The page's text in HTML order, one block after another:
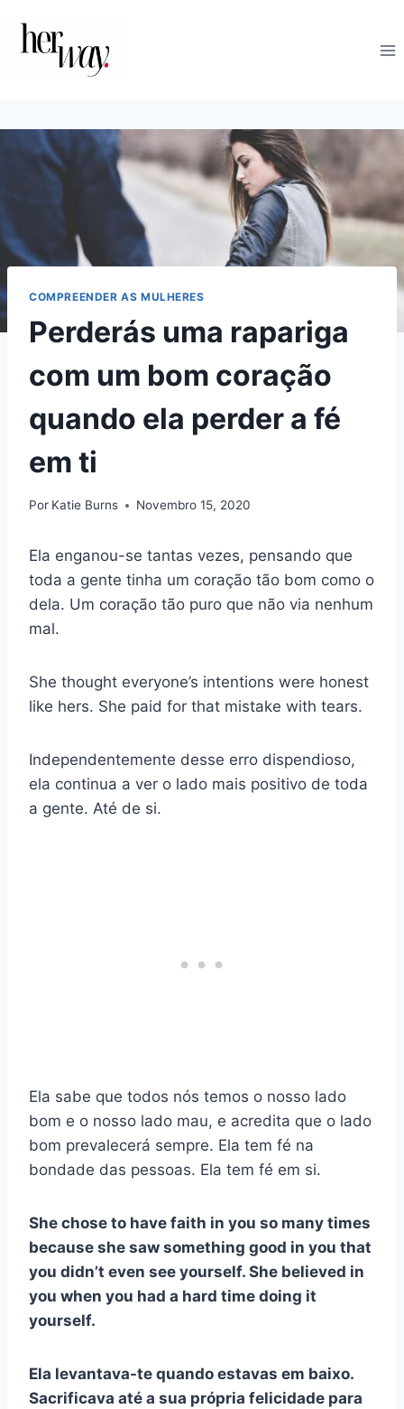
COMPREENDER AS MULHERES
Perderás uma rapariga
com um bom coração
quando ela perder a fé
em ti
Por Katie Burns Novembro 15, 2020
Ela enganou-se tantas vezes, pensando que
toda a gente tinha um coração tão bom como o
dela. Um coração tão puro que não via nenhum
mal.
She thought everyone’s intentions were honest
like hers. She paid for that mistake with tears.
Independentemente desse erro dispendioso,
ela continua a ver o lado mais positivo de toda
a gente. Até de si.
Ela sabe que todos nós temos o nosso lado
bom e o nosso lado mau, e acredita que o lado
bom prevalecerá sempre. Ela tem fé na
bondade das pessoas. Ela tem fé em si.
She chose to have faith in you so many times
because she saw something good in you that
you didn’t even see yourself. She believed in
you when you had a hard time doing it
yourself.
Ela levantava-te quando estavas em baixo.
Sacrificava até a sua própria felicidade para